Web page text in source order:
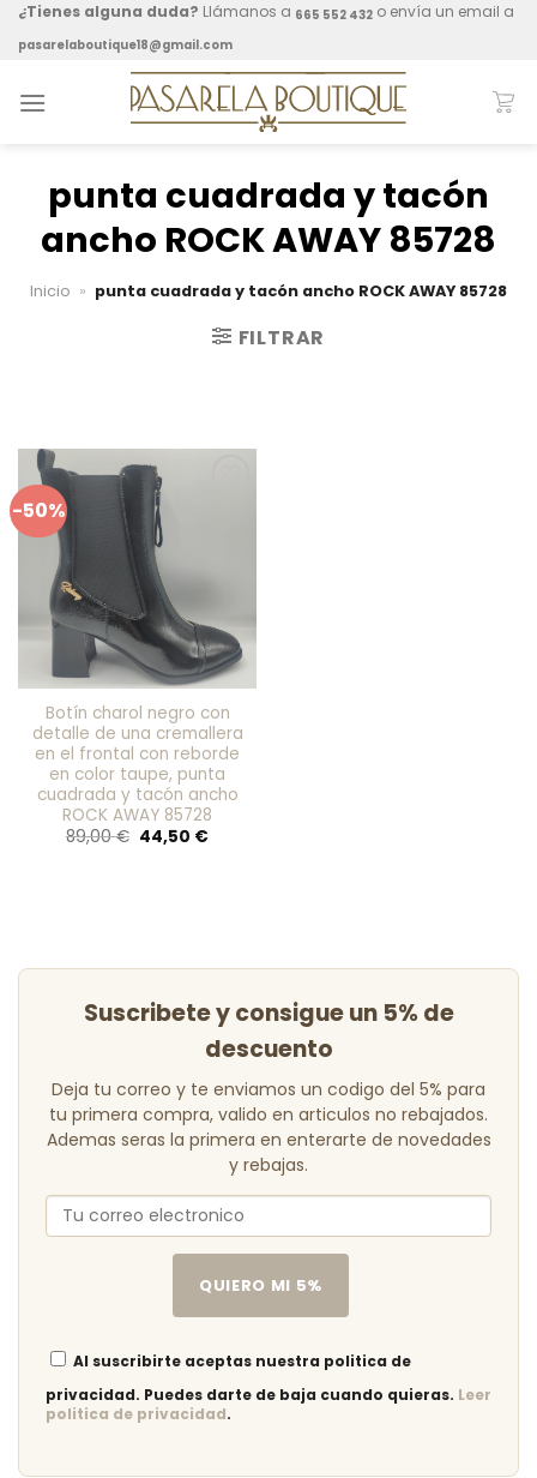
Skip¿Tienes alguna duda? Llámanos a 665 552 432 o envía un email a
pasarelaboutique18@gmail.com
punta cuadrada y tacón
ancho ROCK AWAY 85728
Inicio » punta cuadrada y tacón ancho ROCK AWAY 85728
FILTRAR
-50%
Botín charol negro con
detalle de una cremallera
en el frontal con reborde
en color taupe, punta
cuadrada y tacón ancho
ROCK AWAY 85728
89,00€ El
precio
44,50 €El
Suscribete y consigue un 5% de
descuento
Deja tu correo y te enviamos un codigo del 5% para
tu primera compra, valido en articulos no rebajados.
Ademas seras la primera en enterarte de novedades
y rebajas.
QUIERO MI 5%
Al suscribirte aceptas nuestra politica de
privacidad. Puedes darte de baja cuando quieras. Leer
politica de privacidad.